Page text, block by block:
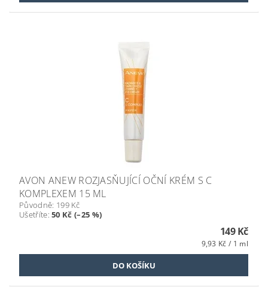
AVON ANEW ROZJASŇUJÍCÍ OČNÍ KRÉM S C
KOMPLEXEM 15 ML
Původně: 199 Kč
Ušetříte:50 Kč (–25 %)
149 Kč
9,93 Kč / 1 ml